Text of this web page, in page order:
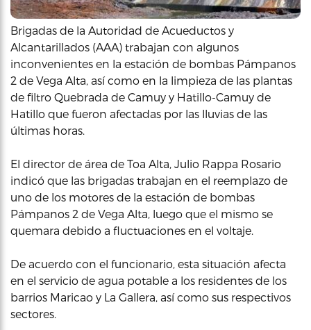
Brigadas de la Autoridad de Acueductos y
Alcantarillados (AAA) trabajan con algunos
inconvenientes en la estación de bombas Pámpanos
2 de Vega Alta, así como en la limpieza de las plantas
de filtro Quebrada de Camuy y Hatillo-Camuy de
Hatillo que fueron afectadas por las lluvias de las
últimas horas.
El director de área de Toa Alta, Julio Rappa Rosario
indicó que las brigadas trabajan en el reemplazo de
uno de los motores de la estación de bombas
Pámpanos 2 de Vega Alta, luego que el mismo se
quemara debido a fluctuaciones en el voltaje.
De acuerdo con el funcionario, esta situación afecta
en el servicio de agua potable a los residentes de los
barrios Maricao y La Gallera, así como sus respectivos
sectores.